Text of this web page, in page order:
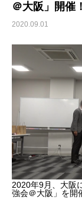
＠大阪」開催！
2020.09.01
2020年9月、大阪
強会＠大阪」を開